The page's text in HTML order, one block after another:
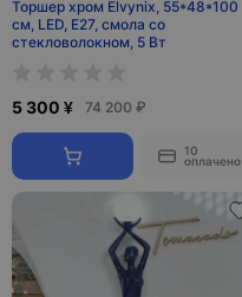
Торшер хром Elvynix, 55*48*100
см, LED, E27, смола со
стекловолокном, 5 Вт
5 300 ¥ 74 200 ₽
10
оплачено